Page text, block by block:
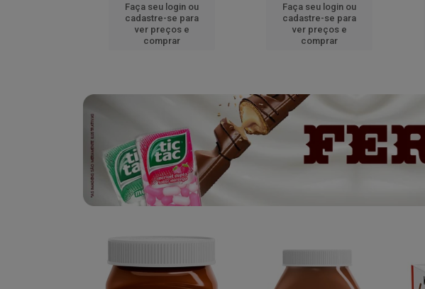
Faça seu login ou
cadastre-se para
ver preços e
comprar
Faça seu login ou
cadastre-se para
ver preços e
comprar